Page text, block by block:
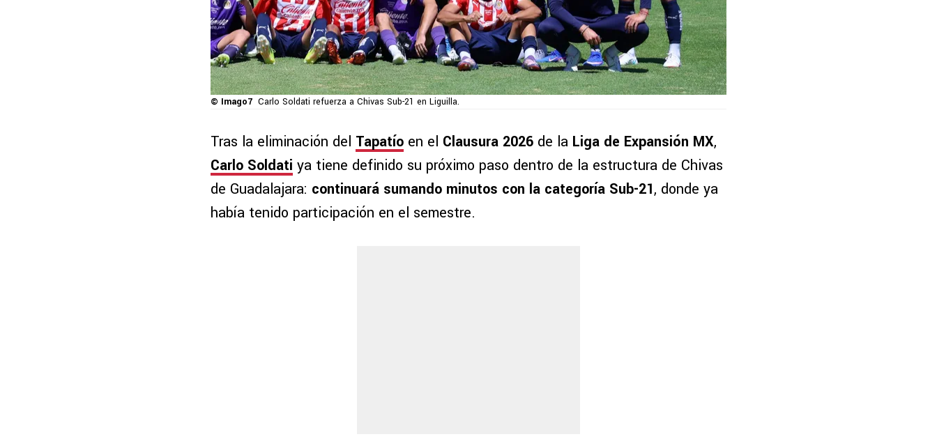
© Imago7 Carlo Soldati refuerza a Chivas Sub-21 en Liguilla.
Tras la eliminación del Tapatío en el Clausura 2026 de la Liga de Expansión MX,
Carlo Soldati ya tiene definido su próximo paso dentro de la estructura de Chivas
de Guadalajara: continuará sumando minutos con la categoría Sub-21, donde ya
había tenido participación en el semestre.